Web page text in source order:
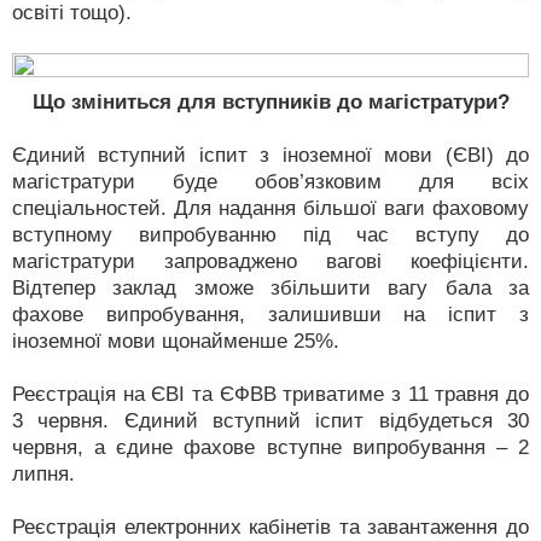
освіті тощо).
Що зміниться для вступників до магістратури?
Єдиний вступний іспит з іноземної мови (ЄВІ) до
магістратури буде обов’язковим для всіх
спеціальностей. Для надання більшої ваги фаховому
вступному випробуванню під час вступу до
магістратури запроваджено вагові коефіцієнти.
Відтепер заклад зможе збільшити вагу бала за
фахове випробування, залишивши на іспит з
іноземної мови щонайменше 25%.
Реєстрація на ЄВІ та ЄФВВ триватиме з 11 травня до
3 червня. Єдиний вступний іспит відбудеться 30
червня, а єдине фахове вступне випробування – 2
липня.
Реєстрація електронних кабінетів та завантаження до